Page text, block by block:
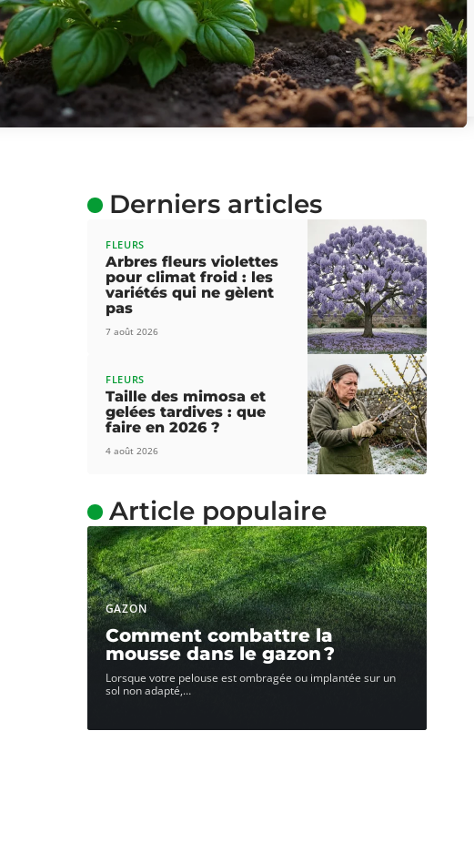
Derniers articles
FLEURS
Arbres fleurs violettes
pour climat froid : les
variétés qui ne gèlent
pas
7 août 2026
FLEURS
Taille des mimosa et
gelées tardives : que
faire en 2026 ?
4 août 2026
Article populaire
GAZON
Comment combattre la
mousse dans le gazon ?
Lorsque votre pelouse est ombragée ou implantée sur un
sol non adapté,…